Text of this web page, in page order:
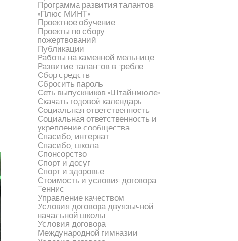
Программа развития талантов
«Плюс МИНТ»
Проектное обучение
Проекты по сбору
пожертвований
Публикации
Работы на каменной мельнице
Развитие талантов в гребле
Сбор средств
Сбросить пароль
Сеть выпускников «Штайнмюле»
Скачать годовой календарь
Социальная ответственность
Социальная ответственность и
укрепление сообщества
Спасибо, интернат
Спасибо, школа
Спонсорство
Спорт и досуг
Спорт и здоровье
Стоимость и условия договора
Теннис
Управление качеством
Условия договора двуязычной
начальной школы
Условия договора
Международной гимназии